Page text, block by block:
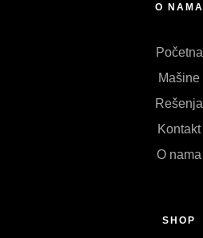
O NAMA
Početna
Mašine
Rešenja
Kontakt
O nama
SHOP